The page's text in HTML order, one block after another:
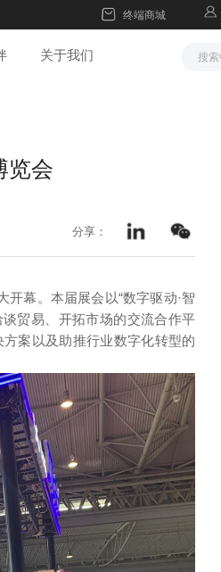
终端商城
关于我们
览会
分享：
幕。本届展会以“数字驱动·智
贸易、开拓市场的交流合作平
案以及助推行业数字化转型的